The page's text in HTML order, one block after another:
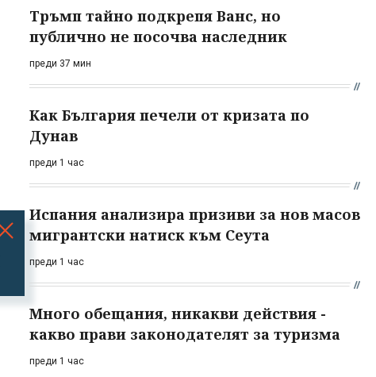
Тръмп тайно подкрепя Ванс, но
публично не посочва наследник
преди 37 мин
Как България печели от кризата по
Дунав
преди 1 час
Испания анализира призиви за нов масов
мигрантски натиск към Сеута
преди 1 час
Много обещания, никакви действия -
какво прави законодателят за туризма
преди 1 час